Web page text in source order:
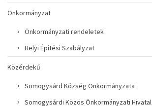
Önkormányzat
Önkormányzati rendeletek
Helyi Építési Szabályzat
Közérdekű
Somogysárd Község Önkormányzata
Somogysárdi Közös Önkormányzati Hivatal